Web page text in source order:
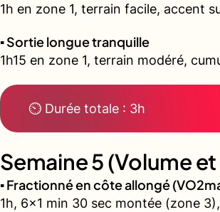
1h en zone 1, terrain facile, accent
▪️ Sortie longue tranquille
1h15 en zone 1, terrain modéré,
⏲ Durée totale : 3h
Semaine 5 (Volume
▪️ Fractionné en côte allongé
1h, 6x1 min 30 sec montée (zone